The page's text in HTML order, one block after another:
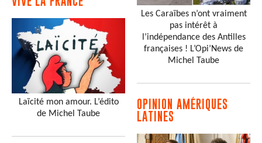
Laïcité mon amour. L’édito
de Michel Taube
Les Caraïbes n’ont vraiment
pas intérêt à
l’indépendance des Antilles
françaises ! L’Opi’News de
Michel Taube
OPINION AMÉRIQUES
LATINES